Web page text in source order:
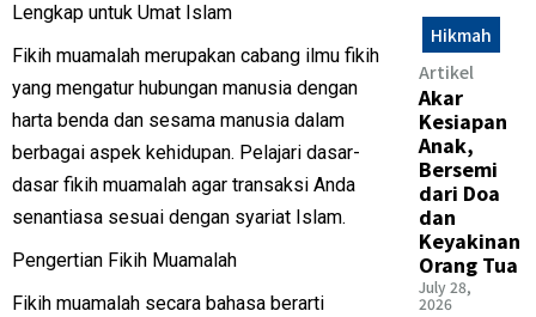
Lengkap untuk Umat Islam
Fikih muamalah merupakan cabang ilmu fikih
yang mengatur hubungan manusia dengan
harta benda dan sesama manusia dalam
berbagai aspek kehidupan. Pelajari dasar-
dasar fikih muamalah agar transaksi Anda
senantiasa sesuai dengan syariat Islam.
Pengertian Fikih Muamalah
Fikih muamalah secara bahasa berarti
Hikmah
Artikel
Akar
Kesiapan
Anak,
Bersemi
dari Doa
dan
Keyakinan
Orang Tua
July 28,
2026